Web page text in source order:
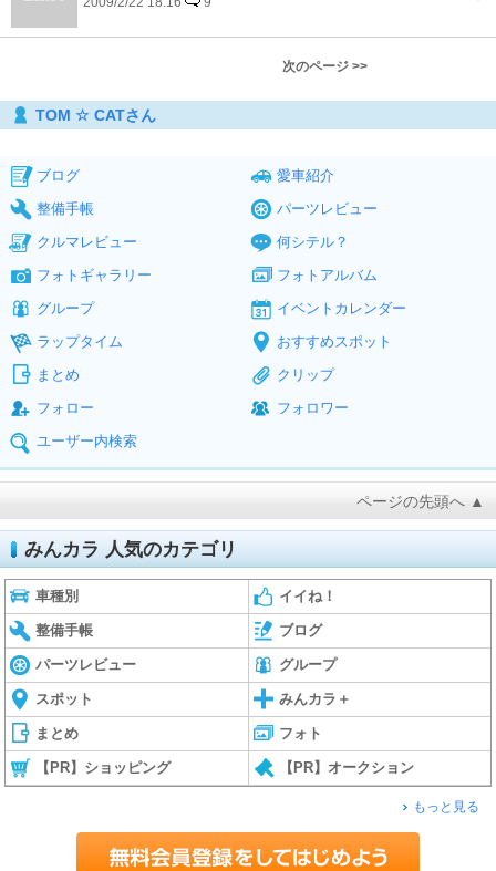
次のページ >>
TOM ☆ CATさん
ブログ
愛車紹介
整備手帳
パーツレビュー
クルマレビュー
何シテル？
フォトギャラリー
フォトアルバム
グループ
イベントカレンダー
ラップタイム
おすすめスポット
まとめ
クリップ
フォロー
フォロワー
ユーザー内検索
ページの先頭へ ▲
みんカラ 人気のカテゴリ
車種別 イイね！
整備手帳 ブログ
パーツレビュー グループ
スポット みんカラ＋
まとめ フォト
【PR】ショッピング 【PR】オークション
もっと見る